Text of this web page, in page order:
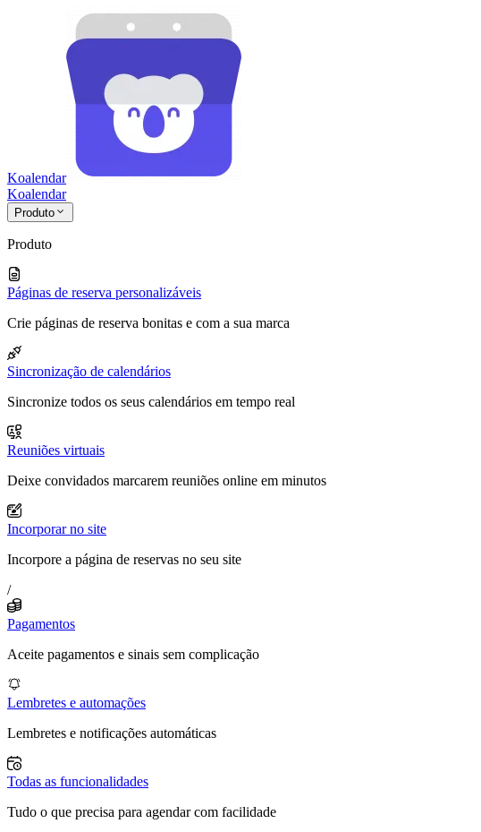
Koalendar
Koalendar
Produto
Produto
Páginas de reserva personalizáveis
Crie páginas de reserva bonitas e com a sua marca
Sincronização de calendários
Sincronize todos os seus calendários em tempo real
Reuniões virtuais
Deixe convidados marcarem reuniões online em minutos
Incorporar no site
Incorpore a página de reservas no seu site
/
Pagamentos
Aceite pagamentos e sinais sem complicação
Lembretes e automações
Lembretes e notificações automáticas
Todas as funcionalidades
Tudo o que precisa para agendar com facilidade